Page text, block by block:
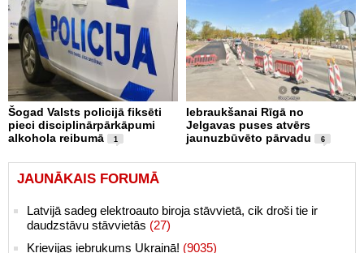
Šogad Valsts policijā fiksēti
pieci disciplinārpārkāpumi
alkohola reibumā
1
Iebraukšanai Rīgā no
Jelgavas puses atvērs
jaunuzbūvēto pārvadu
6
JAUNĀKAIS FORUMĀ
Latvijā sadeg elektroauto biroja stāvvietā, cik droši tie ir
daudzstāvu stāvvietās (27)
Krievijas iebrukums Ukrainā! (9035)